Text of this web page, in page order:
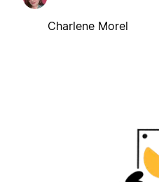
Charlene Morel